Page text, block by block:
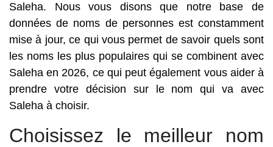
Saleha. Nous vous disons que notre base de
données de noms de personnes est constamment
mise à jour, ce qui vous permet de savoir quels sont
les noms les plus populaires qui se combinent avec
Saleha en 2026, ce qui peut également vous aider à
prendre votre décision sur le nom qui va avec
Saleha à choisir.
Choisissez le meilleur nom